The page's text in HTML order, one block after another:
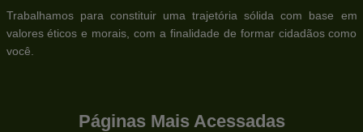
Trabalhamos para constituir uma trajetória sólida com base em
valores éticos e morais, com a finalidade de formar cidadãos como
você.
Páginas Mais Acessadas